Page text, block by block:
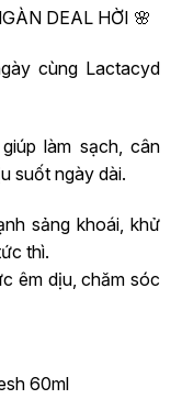
DEAL HỜI 🌸
cùng Lactacyd
làm sạch, cân
suốt ngày dài.
sảng khoái, khử
thì.
êm dịu, chăm sóc
60ml